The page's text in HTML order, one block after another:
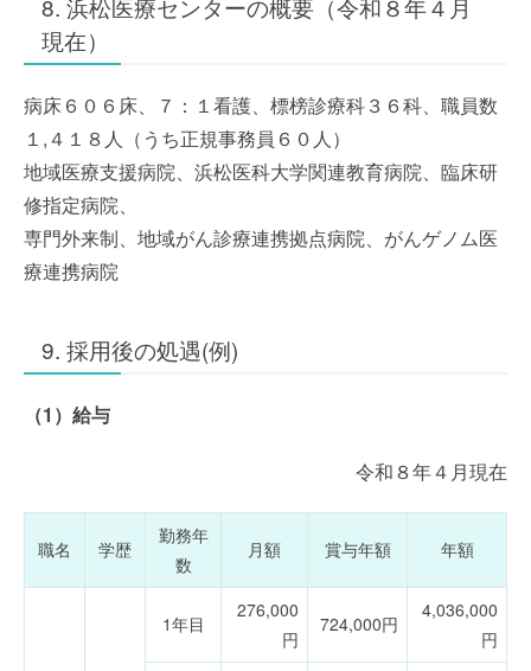
8. 浜松医療センターの概要（令和８年４月
現在）
病床６０６床、７：１看護、標榜診療科３６科、職員数
１,４１８人（うち正規事務員６０人）
地域医療支援病院、浜松医科大学関連教育病院、臨床研
修指定病院、
専門外来制、地域がん診療連携拠点病院、がんゲノム医
療連携病院
9. 採用後の処遇(例)
（1）給与
令和８年４月現在
職名 学歴
勤務年
数
月額 賞与年額 年額
1年目
276,000
円
724,000円
4,036,000
円